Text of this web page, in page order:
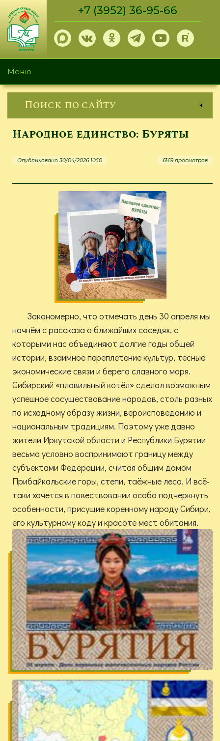
Перейти
основному
содержанию
+7 (3952) 36-95-66
Меню
Поиск по сайту
Народное единство: Буряты
Опубликовано 30/04/2026 10:10 6169 просмотров
Закономерно, что отмечать день 30 апреля мы
начнём с рассказа о ближайших соседях, с
которыми нас объединяют долгие годы общей
истории, взаимное переплетение культур, тесные
экономические связи и берега славного моря.
Сибирский «плавильный котёл» сделал возможным
успешное сосуществование народов, столь разных
по исходному образу жизни, вероисповеданию и
национальным традициям. Поэтому уже давно
жители Иркутской области и Республики Бурятии
весьма условно воспринимают границу между
субъектами Федерации, считая общим домом
Прибайкальские горы, степи, таёжные леса. И всё-
таки хочется в повествовании особо подчеркнуть
особенности, присущие коренному народу Сибири,
его культурному коду и красоте мест обитания.